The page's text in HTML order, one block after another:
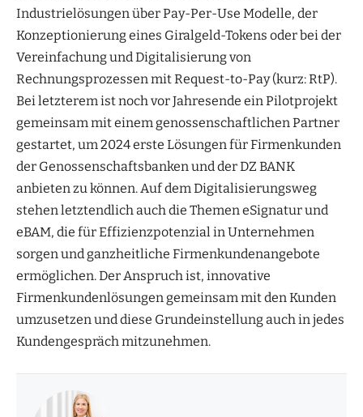
Industrielösungen über Pay-Per-Use Modelle, der
Konzeptionierung eines Giralgeld-Tokens oder bei der
Vereinfachung und Digitalisierung von
Rechnungsprozessen mit Request-to-Pay (kurz: RtP).
Bei letzterem ist noch vor Jahresende ein Pilotprojekt
gemeinsam mit einem genossenschaftlichen Partner
gestartet, um 2024 erste Lösungen für Firmenkunden
der Genossenschaftsbanken und der DZ BANK
anbieten zu können. Auf dem Digitalisierungsweg
stehen letztendlich auch die Themen eSignatur und
eBAM, die für Effizienzpotenzial in Unternehmen
sorgen und ganzheitliche Firmenkundenangebote
ermöglichen. Der Anspruch ist, innovative
Firmenkundenlösungen gemeinsam mit den Kunden
umzusetzen und diese Grundeinstellung auch in jedes
Kundengespräch mitzunehmen.